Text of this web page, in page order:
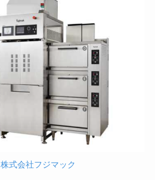
株式会社フジマック